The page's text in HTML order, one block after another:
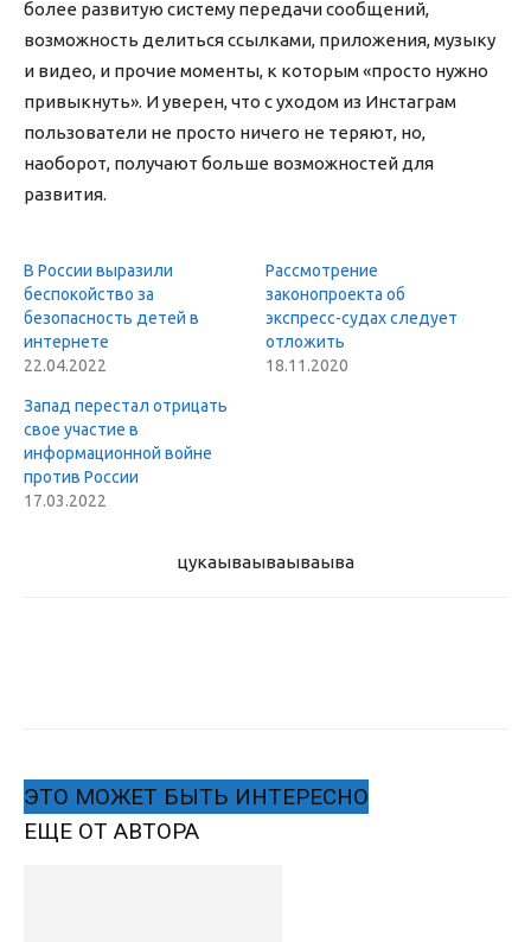
более развитую систему передачи сообщений,
возможность делиться ссылками, приложения, музыку
и видео, и прочие моменты, к которым «просто нужно
привыкнуть». И уверен, что с уходом из Инстаграм
пользователи не просто ничего не теряют, но,
наоборот, получают больше возможностей для
развития.
В России выразили
беспокойство за
безопасность детей в
интернете
22.04.2022
Рассмотрение
законопроекта об
экспресс-судах следует
отложить
18.11.2020
Запад перестал отрицать
свое участие в
информационной войне
против России
17.03.2022
цукаываываываыва
ЭТО МОЖЕТ БЫТЬ ИНТЕРЕСНО
ЕЩЕ ОТ АВТОРА